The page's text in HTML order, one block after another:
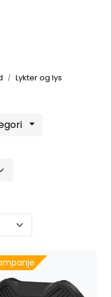
Lykter og lys